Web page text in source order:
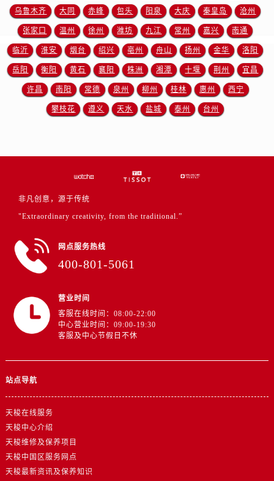
福建省龙岩市新罗区九一南路售后服务中心（需提前预约）
福建省南平市建阳区人民西路售后服务中心（需提前预约）
福建省宁德市蕉城区天湖东路售后服务中心（需提前预约）
福建省莆田市城厢区霞林街道荔华东大道售后服务中心（需提前预约）
福建省三明市三元区东乾二路售后服务中心（需提前预约）
福建省漳州市龙文区步港路售后服务中心（需提前预约）
江西省上饶市信州区滨江西路售后服务中心（需提前预约）
乌鲁木齐 大同 赤峰 包头 阳泉 大庆 秦皇岛 沧州
张家口 温州 徐州 潍坊 九江 常州 嘉兴 南通
临沂 淮安 烟台 绍兴 亳州 舟山 扬州 金华 洛阳
岳阳 衡阳 黄石 襄阳 株洲 湘潭 十堰 荆州 宜昌
许昌 南阳 常德 泉州 柳州 桂林 惠州 西宁
攀枝花 遵义 天水 盐城 泰州 台州
非凡创意，源于传统
"Extraordinary creativity, from the traditional.”
网点服务热线
400-801-5061
营业时间
客服在线时间：08:00-22:00
中心营业时间：09:00-19:30
客服及中心节假日不休
站点导航
天梭在线服务
天梭中心介绍
天梭维修及保养项目
天梭中国区服务网点
天梭最新资讯及保养知识